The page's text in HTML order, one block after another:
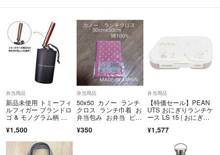
弁当用品
新品未使用 トミーフィ
ルフィガー ブランドロ
ゴ & モノグラム柄 保
ホルダー 付録
¥1,500
弁当用品
50x50 カノー ランチ
クロス ランチ巾着 お
弁当包み お弁当 ピン
¥350
弁当用品
【特価セール】PEAN
UTS おにぎりランチケ
ース LS 15 | おにぎり
¥1,577